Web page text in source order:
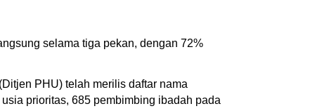
selama tiga pekan, dengan 72%
PHU) telah merilis daftar nama
prioritas, 685 pembimbing ibadah pada